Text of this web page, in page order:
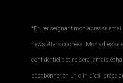
*En renseignant mon adresse
newsletters cochées. Mon adresse
confidentielle et ne sera jamais
désabonner en un clin d'œil grâce